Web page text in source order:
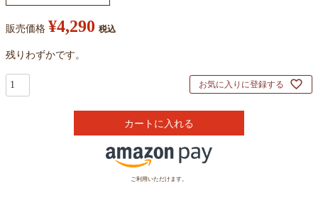
販売価格 ¥4,290 税込
残りわずかです。
お気に入りに登録する
カートに入れる
ご利用いただけます。